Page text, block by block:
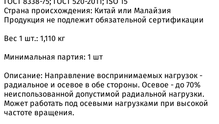
Страна происхождения: Китай или Малайзия
Продукция не подлежит обязательной сертификации
Вес 1 шт.: 1,110 кг
Минимальная партия: 1 шт
Описание: Направление воспринимаемых нагрузок -
радиальное и осевое в обе стороны. Осевое - до 70%
неиспользованной допустимой радиальной нагрузки.
Может работать под осевыми нагрузками при высокой
частоте вращения.